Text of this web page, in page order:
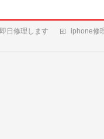
即日修理します
iphone修